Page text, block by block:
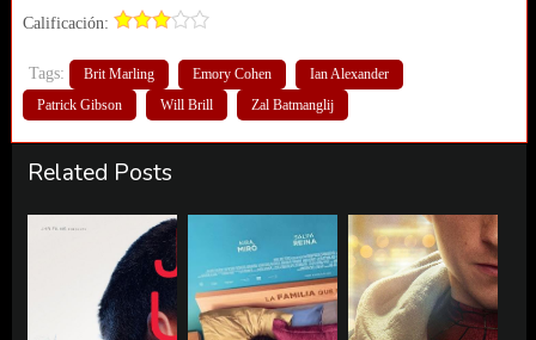
Calificación:
Tags: Brit Marling Emory Cohen
Ian Alexander
Patrick Gibson
Will Brill Zal Batmanglij
Related Posts